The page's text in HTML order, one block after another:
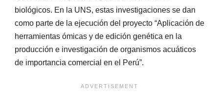
biológicos. En la UNS, estas investigaciones se dan
como parte de la ejecución del proyecto “Aplicación de
herramientas ómicas y de edición genética en la
producción e investigación de organismos acuáticos
de importancia comercial en el Perú”.